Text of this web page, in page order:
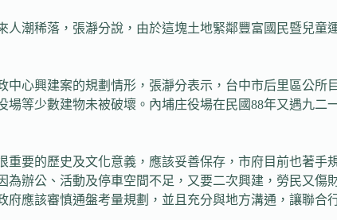
人潮稀落，張瀞分說，由於這塊土地緊鄰豐富國民暨兒
中心興建案的規劃情形，張瀞分表示，台中市后里區公
場等少數建物未被破壞。內埔庄役場在民國88年又遇九
重要的歷史及文化意義，應該妥善保存，市府目前也著
為辦公、活動及停車空間不足，又要二次興建，勞民又
府應該審慎通盤考量規劃，並且充分與地方溝通，讓聯合